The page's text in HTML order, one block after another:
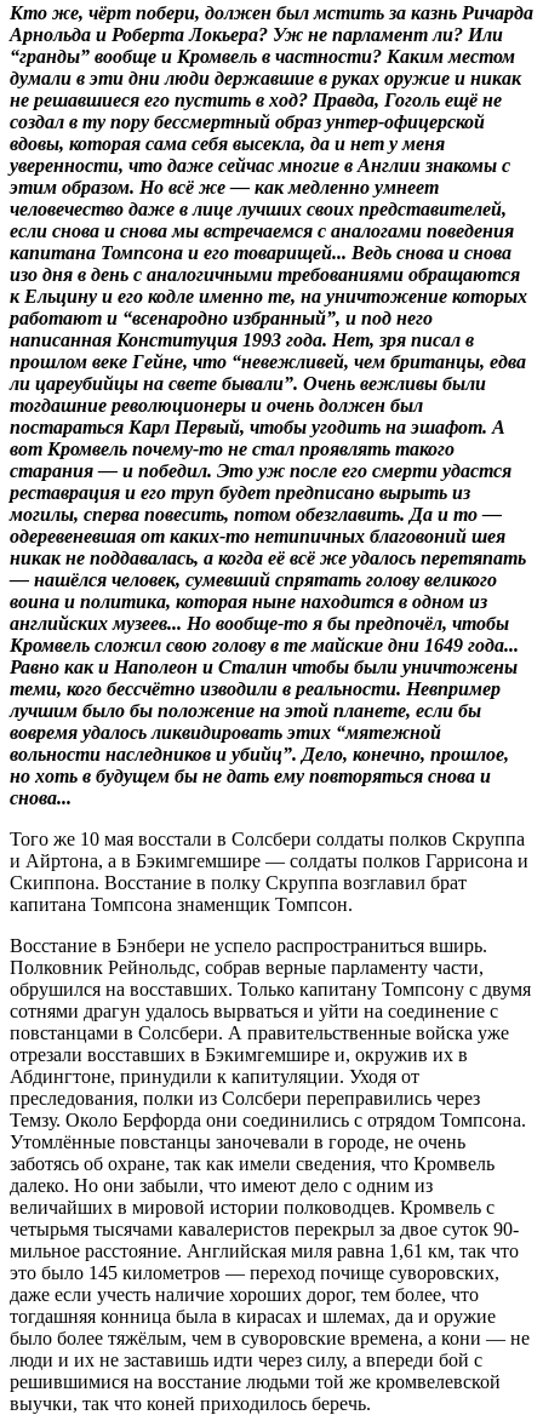
Кто же, чёрт побери, должен был мстить за казнь Ричарда
Арнольда и Роберта Локьера? Уж не парламент ли? Или
“гранды” вообще и Кромвель в частности? Каким местом
думали в эти дни люди державшие в руках оружие и никак
не решавшиеся его пустить в ход? Правда, Гоголь ещё не
создал в ту пору бессмертный образ унтер-офицерской
вдовы, которая сама себя высекла, да и нет у меня
уверенности, что даже сейчас многие в Англии знакомы с
этим образом. Но всё же — как медленно умнеет
человечество даже в лице лучших своих представителей,
если снова и снова мы встречаемся с аналогами поведения
капитана Томпсона и его товарищей... Ведь снова и снова
изо дня в день с аналогичными требованиями обращаются
к Ельцину и его кодле именно те, на уничтожение которых
работают и “всенародно избранный”, и под него
написанная Конституция 1993 года. Нет, зря писал в
прошлом веке Гейне, что “невежливей, чем британцы, едва
ли цареубийцы на свете бывали”. Очень вежливы были
тогдашние революционеры и очень должен был
постараться Карл Первый, чтобы угодить на эшафот. А
вот Кромвель почему-то не стал проявлять такого
старания — и победил. Это уж после его смерти удастся
реставрация и его труп будет предписано вырыть из
могилы, сперва повесить, потом обезглавить. Да и то —
одеревеневшая от каких-то нетипичных благовоний шея
никак не поддавалась, а когда её всё же удалось перетяпать
— нашёлся человек, сумевший спрятать голову великого
воина и политика, которая ныне находится в одном из
английских музеев... Но вообще-то я бы предпочёл, чтобы
Кромвель сложил свою голову в те майские дни 1649 года...
Равно как и Наполеон и Сталин чтобы были уничтожены
теми, кого бессчётно изводили в реальности. Невпример
лучшим было бы положение на этой планете, если бы
вовремя удалось ликвидировать этих “мятежной
вольности наследников и убийц”. Дело, конечно, прошлое,
но хоть в будущем бы не дать ему повторяться снова и
снова...
Того же 10 мая восстали в Солсбери солдаты полков Скруппа
и Айртона, а в Бэкимгемшире — солдаты полков Гаррисона и
Скиппона. Восстание в полку Скруппа возглавил брат
капитана Томпсона знаменщик Томпсон.
Восстание в Бэнбери не успело распространиться вширь.
Полковник Рейнольдс, собрав верные парламенту части,
обрушился на восставших. Только капитану Томпсону с двумя
сотнями драгун удалось вырваться и уйти на соединение с
повстанцами в Солсбери. А правительственные войска уже
отрезали восставших в Бэкимгемшире и, окружив их в
Абдингтоне, принудили к капитуляции. Уходя от
преследования, полки из Солсбери переправились через
Темзу. Около Берфорда они соединились с отрядом Томпсона.
Утомлённые повстанцы заночевали в городе, не очень
заботясь об охране, так как имели сведения, что Кромвель
далеко. Но они забыли, что имеют дело с одним из
величайших в мировой истории полководцев. Кромвель с
четырьмя тысячами кавалеристов перекрыл за двое суток 90-
мильное расстояние. Английская миля равна 1,61 км, так что
это было 145 километров — переход почище суворовских,
даже если учесть наличие хороших дорог, тем более, что
тогдашняя конница была в кирасах и шлемах, да и оружие
было более тяжёлым, чем в суворовские времена, а кони — не
люди и их не заставишь идти через силу, а впереди бой с
решившимися на восстание людьми той же кромвелевской
выучки, так что коней приходилось беречь.